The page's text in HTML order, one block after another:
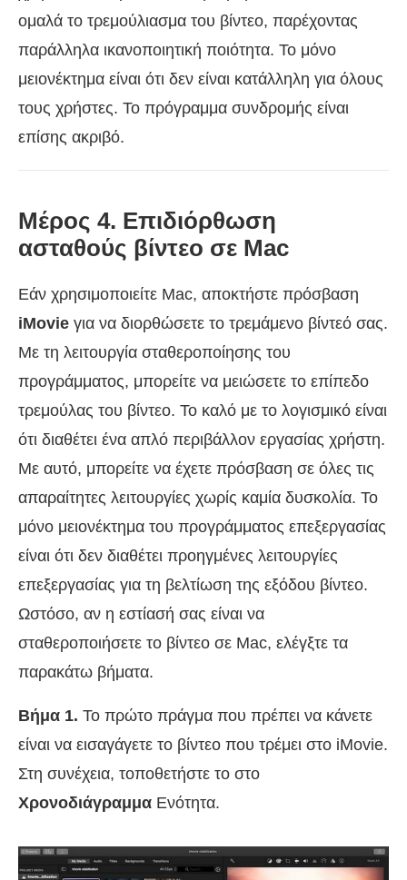
ομαλά το τρεμούλιασμα του βίντεο, παρέχοντας
παράλληλα ικανοποιητική ποιότητα. Το μόνο
μειονέκτημα είναι ότι δεν είναι κατάλληλη για όλους
τους χρήστες. Το πρόγραμμα συνδρομής είναι
επίσης ακριβό.
Μέρος 4. Επιδιόρθωση
ασταθούς βίντεο σε Mac
Εάν χρησιμοποιείτε Mac, αποκτήστε πρόσβαση
iMovie για να διορθώσετε το τρεμάμενο βίντεό σας.
Με τη λειτουργία σταθεροποίησης του
προγράμματος, μπορείτε να μειώσετε το επίπεδο
τρεμούλας του βίντεο. Το καλό με το λογισμικό είναι
ότι διαθέτει ένα απλό περιβάλλον εργασίας χρήστη.
Με αυτό, μπορείτε να έχετε πρόσβαση σε όλες τις
απαραίτητες λειτουργίες χωρίς καμία δυσκολία. Το
μόνο μειονέκτημα του προγράμματος επεξεργασίας
είναι ότι δεν διαθέτει προηγμένες λειτουργίες
επεξεργασίας για τη βελτίωση της εξόδου βίντεο.
Ωστόσο, αν η εστίασή σας είναι να
σταθεροποιήσετε το βίντεο σε Mac, ελέγξτε τα
παρακάτω βήματα.
Βήμα 1. Το πρώτο πράγμα που πρέπει να κάνετε
είναι να εισαγάγετε το βίντεο που τρέμει στο iMovie.
Στη συνέχεια, τοποθετήστε το στο
Χρονοδιάγραμμα Ενότητα.